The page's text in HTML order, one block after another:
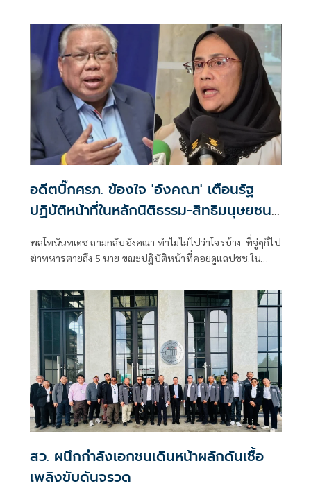
อดีตบิ๊กศรภ. ข้องใจ 'อังคณา' เตือนรัฐ
ปฏิบัติหน้าที่ในหลักนิติธรรม-สิทธิมนุษยชน
พลโทนันทเดช ถามกลับอังคณา ทำไมไม่ไปว่าโจรบ้าง ที่จู่ๆก็ไป
ฆ่าทหารตายถึง 5 นาย ขณะปฏิบัติหน้าที่คอยดูแลปชช.ใน
สว. ผนึกกำลังเอกชนเดินหน้าผลักดันเชื้อ
เพลิงขับดันจรวด